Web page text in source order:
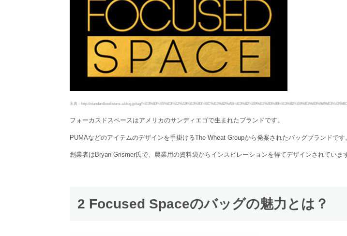
出典：http://standardbookstore-a.blog.jp/tag/
フォーカスドスペースはアメリカのサンディエゴで生まれたブランドです。
PUMAなどのアイテムのデザインを手掛けるThe Wheat Groupから発案されたバッグブランドです
創業者はBryan Grismer氏で、農業用の資料袋からインスピレーションを得てデザインされています
2 Focused Spaceのバッグの魅力とは？